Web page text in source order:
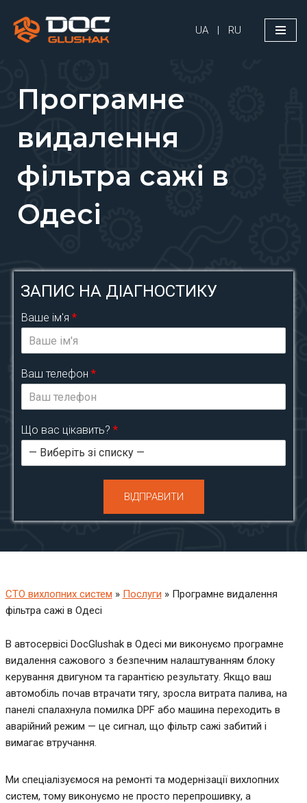
Перейти
UA | RU
Програмне
видалення
фільтра сажі в
Одесі
ЗАПИС НА ДІАГНОСТИКУ
Ваше ім'я *
Ваш телефон *
Що вас цікавить? *
ВІДПРАВИТИ
СТО вихлопних систем » Послуги » Програмне видалення
фільтра сажі в Одесі
В автосервісі DocGlushak в Одесі ми виконуємо програмне
видалення сажового з безпечним налаштуванням блоку
керування двигуном та гарантією результату. Якщо ваш
автомобіль почав втрачати тягу, зросла витрата палива, на
панелі спалахнула помилка DPF або машина переходить в
аварійний режим — це сигнал, що фільтр сажі забитий і
вимагає втручання.
Ми спеціалізуємося на ремонті та модернізації вихлопних
систем, тому виконуємо не просто перепрошивку, а